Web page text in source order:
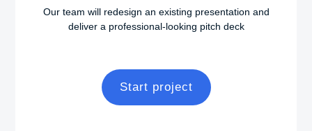
Our team will redesign an existing presentation and
deliver a professional-looking pitch deck
Start project